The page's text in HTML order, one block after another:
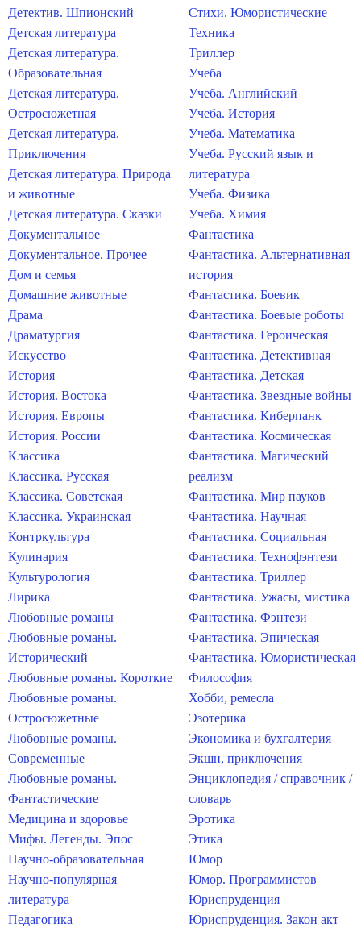
Детектив. Шпионский
Детская литература
Детская литература.
Образовательная
Детская литература.
Остросюжетная
Детская литература.
Приключения
Детская литература. Природа
и животные
Детская литература. Сказки
Документальное
Документальное. Прочее
Дом и семья
Домашние животные
Драма
Драматургия
Искусство
История
История. Востока
История. Европы
История. России
Классика
Классика. Русская
Классика. Советская
Классика. Украинская
Контркультура
Кулинария
Культурология
Лирика
Любовные романы
Любовные романы.
Исторический
Любовные романы. Короткие
Любовные романы.
Остросюжетные
Любовные романы.
Современные
Любовные романы.
Фантастические
Медицина и здоровье
Мифы. Легенды. Эпос
Научно-образовательная
Научно-популярная
литература
Педагогика
Стихи. Юмористические
Техника
Триллер
Учеба
Учеба. Английский
Учеба. История
Учеба. Математика
Учеба. Русский язык и
литература
Учеба. Физика
Учеба. Химия
Фантастика
Фантастика. Альтернативная
история
Фантастика. Боевик
Фантастика. Боевые роботы
Фантастика. Героическая
Фантастика. Детективная
Фантастика. Детская
Фантастика. Звездные войны
Фантастика. Киберпанк
Фантастика. Космическая
Фантастика. Магический
реализм
Фантастика. Мир пауков
Фантастика. Научная
Фантастика. Социальная
Фантастика. Технофэнтези
Фантастика. Триллер
Фантастика. Ужасы, мистика
Фантастика. Фэнтези
Фантастика. Эпическая
Фантастика. Юмористическая
Философия
Хобби, ремесла
Эзотерика
Экономика и бухгалтерия
Экшн, приключения
Энциклопедия / справочник /
словарь
Эротика
Этика
Юмор
Юмор. Программистов
Юриспруденция
Юриспруденция. Закон акт